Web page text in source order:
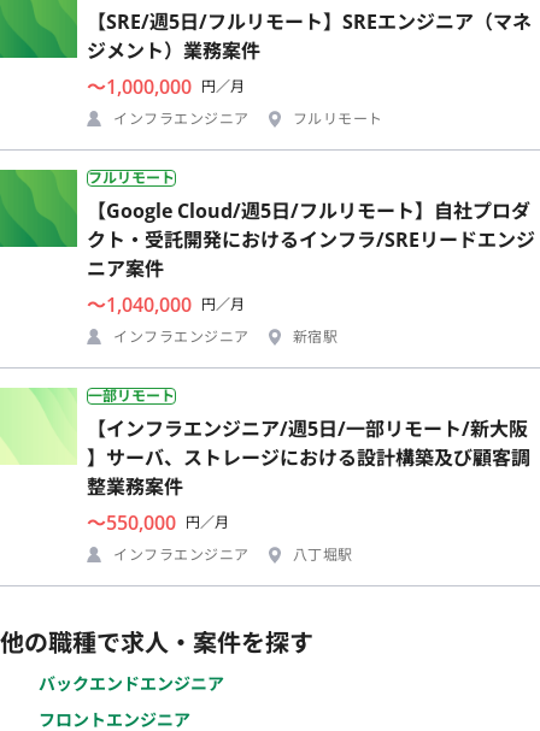
【SRE/週5日/フルリモート】SREエンジニア（マネ
ジメント）業務案件
〜1,000,000 円／月
インフラエンジニア
フルリモート
フルリモート
【Google Cloud/週5日/フルリモート】自社プロダ
クト・受託開発におけるインフラ/SREリードエンジ
ニア案件
〜1,040,000 円／月
インフラエンジニア
新宿駅
一部リモート
【インフラエンジニア/週5日/一部リモート/新大阪
】サーバ、ストレージにおける設計構築及び顧客調
整業務案件
〜550,000 円／月
インフラエンジニア
八丁堀駅
他の職種で求人・案件を探す
バックエンドエンジニア
フロントエンジニア